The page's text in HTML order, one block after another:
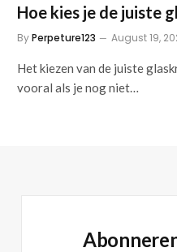
Hoe kies je de juiste
ByPerpeture123 August 19,
Het kiezen van de juiste
vooral als je nog niet…